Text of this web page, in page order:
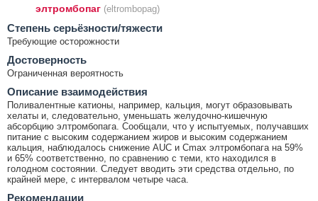
элтромбопаг (eltrombopag)
Cтепень серьёзности/тяжести
Требующие осторожности
Достоверность
Ограниченная вероятность
Описание взаимодействия
Поливалентные катионы, например, кальция, могут образовывать
хелаты и, следовательно, уменьшать желудочно-кишечную
абсорбцию элтромбопага. Сообщали, что у испытуемых, получавших
питание с высоким содержанием жиров и высоким содержанием
кальция, наблюдалось снижение AUC и Cmax элтромбопага на 59%
и 65% соответственно, по сравнению с теми, кто находился в
голодном состоянии. Следует вводить эти средства отдельно, по
крайней мере, с интервалом четыре часа.
Рекомендации